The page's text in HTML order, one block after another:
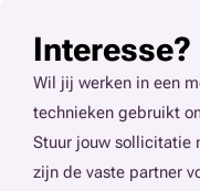
Interesse?
Wil jij werken in een
technieken gebruikt
Stuur jouw sollicitatie
zijn de vaste partner